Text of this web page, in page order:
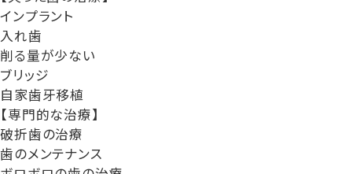
インプラント
入れ歯
削る量が少ない
ブリッジ
自家歯牙移植
【専門的な治療】
破折歯の治療
歯のメンテナンス